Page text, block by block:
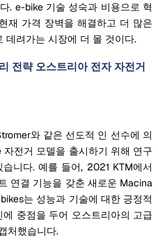
. e-bike 기술 성숙과 비용으로 혁
재 가격 장벽을 해결하고 더 많은
데려가는 시장에 더 몰 것이다.
전략 오스트리아 전자 자전거
와 같은 선도적 인 선수에 의
전거 모델을 출시하기 위해 연구
니다. 예를 들어, 2021 KTM에서
연결 기능을 갖춘 새로운 Macina
는 성능과 기술에 대한 긍정적
중점을 두어 오스트리아의 고급
처했습니다.